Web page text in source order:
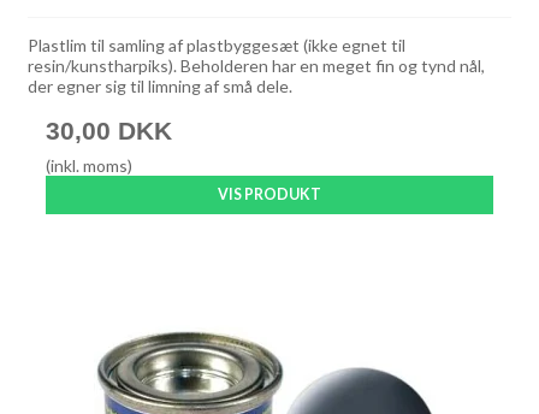
Plastlim til samling af plastbyggesæt (ikke egnet til
resin/kunstharpiks). Beholderen har en meget fin og tynd nål,
der egner sig til limning af små dele.
30,00 DKK
(inkl. moms)
VIS PRODUKT